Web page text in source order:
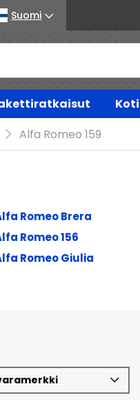
Suomi
Alfa Romeo 159
Romeo Brera
Romeo 156
Romeo Giulia